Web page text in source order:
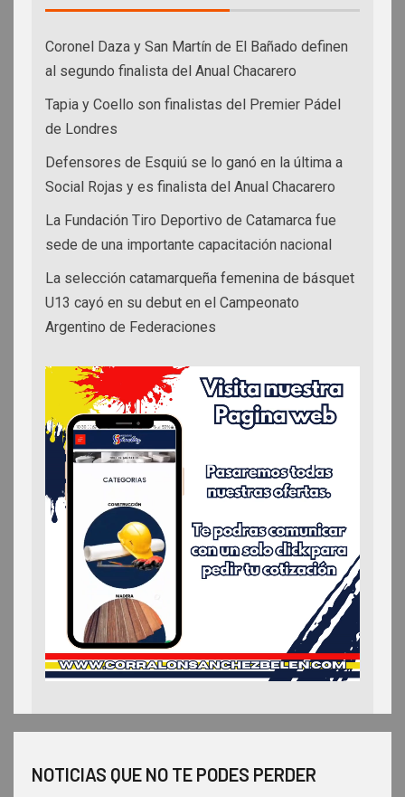
Coronel Daza y San Martín de El Bañado definen
al segundo finalista del Anual Chacarero
Tapia y Coello son finalistas del Premier Pádel
de Londres
Defensores de Esquiú se lo ganó en la última a
Social Rojas y es finalista del Anual Chacarero
La Fundación Tiro Deportivo de Catamarca fue
sede de una importante capacitación nacional
La selección catamarqueña femenina de básquet
U13 cayó en su debut en el Campeonato
Argentino de Federaciones
NOTICIAS QUE NO TE PODES PERDER